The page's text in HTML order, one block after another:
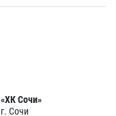
«ХК Сочи»
г. Сочи